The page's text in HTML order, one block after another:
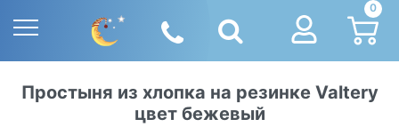
0
Простыня из хлопка на резинке Valtery
цвет бежевый